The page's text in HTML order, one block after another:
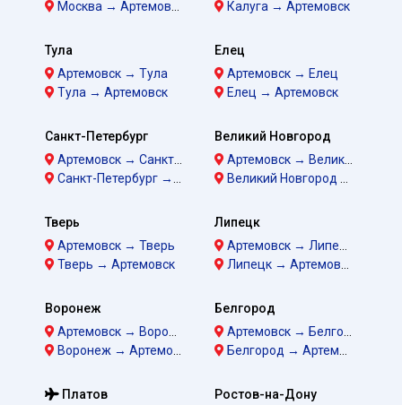
Москва → Артемовск
Калуга → Артемовск
Тула
Артемовск → Тула
Тула → Артемовск
Елец
Артемовск → Елец
Елец → Артемовск
Санкт-Петербург
Артемовск → Санкт-Петербург
Санкт-Петербург → Артемовск
Великий Новгород
Артемовск → Великий Новгород
Великий Новгород → Артемовск
Тверь
Артемовск → Тверь
Тверь → Артемовск
Липецк
Артемовск → Липецк
Липецк → Артемовск
Воронеж
Артемовск → Воронеж
Воронеж → Артемовск
Белгород
Артемовск → Белгород
Белгород → Артемовск
Платов
Ростов-на-Дону